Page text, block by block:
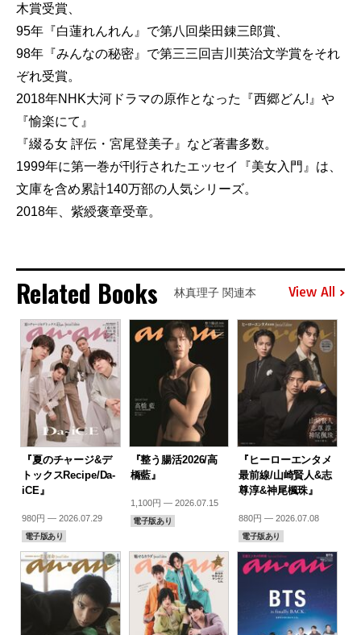
木賞受賞、
95年『白蓮れんれん』で第八回柴田錬三郎賞、
98年『みんなの秘密』で第三三回吉川英治文学賞をそれ
ぞれ受賞。
2018年NHK大河ドラマの原作となった『西郷どん!』や
『愉楽にて』
『綴る女 評伝・宮尾登美子』など著書多数。
1999年に第一巻が刊行されたエッセイ『美女入門』は、
文庫を含め累計140万部の人気シリーズ。
2018年、紫綬褒章受章。
Related Books 林真理子 関連本 View All
『夏のチャージ&デ
トックスRecipe/Da-
iCE』
980円 — 2026.07.29
電子版あり
『整う腸活2026/高
橋藍』
1,100円 — 2026.07.15
電子版あり
『ヒーローエンタメ
最前線/山崎賢人&志
尊淳&神尾楓珠』
880円 — 2026.07.08
電子版あり